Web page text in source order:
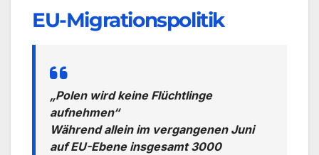
EU-Migrationspolitik
„Polen wird keine Flüchtlinge
aufnehmen“
Während allein im vergangenen Juni
auf EU-Ebene insgesamt 3000